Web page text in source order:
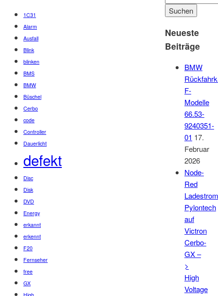
Neueste
Beiträge
BMW
F-
Modelle
66.53-
9240351-
01 17.
Februar
2026
Node-
Red
Pylontech
auf
Victron
Cerbo-
GX –
>
High
Voltage
1C31
Alarm
Ausfall
Blink
blinken
BMS
BMW
Büschel
Cerbo
code
Controller
Dauerlicht
defekt
Disc
Disk
DVD
Energy
erkannt
erkennt
F20
Fernseher
free
GX